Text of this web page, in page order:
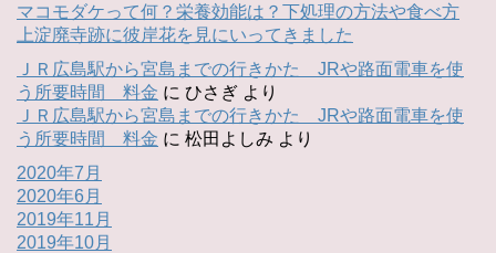
マコモダケって何？栄養効能は？下処理の方法や食べ方
上淀廃寺跡に彼岸花を見にいってきました
ＪＲ広島駅から宮島までの行きかた JRや路面電車を使
う所要時間 料金 に ひさぎ より
ＪＲ広島駅から宮島までの行きかた JRや路面電車を使
う所要時間 料金 に 松田よしみ より
2020年7月
2020年6月
2019年11月
2019年10月